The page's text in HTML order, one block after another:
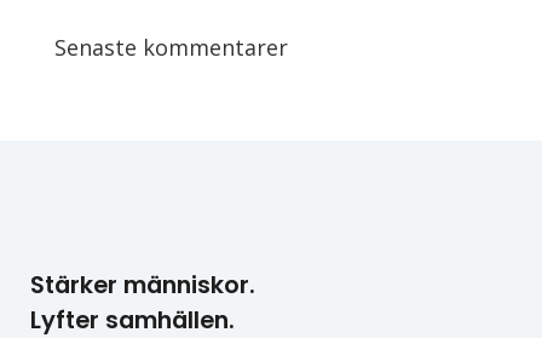
Senaste kommentarer
Stärker människor.
Lyfter samhällen.